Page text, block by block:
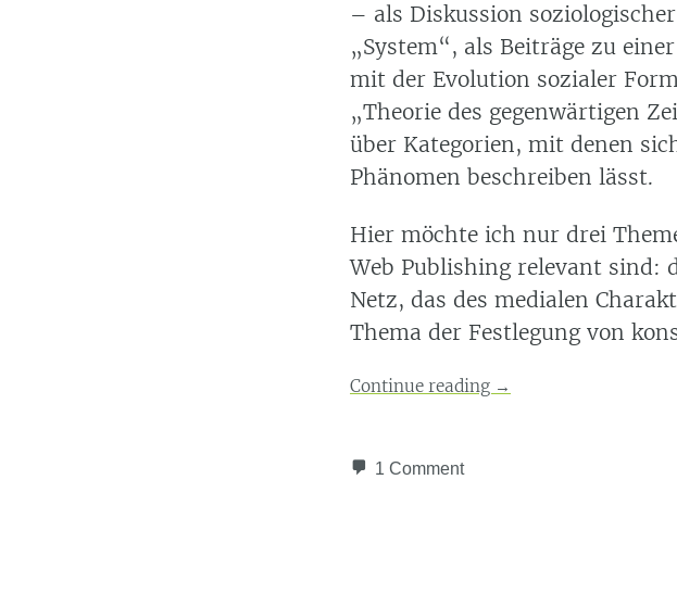
– als Diskussion
System , als Beiträge zu
mit der Evolution sozialer
Theorie des gegenwärtigen
über Kategorien, mit denen
Phänomen beschreiben lässt.
Hier möchte ich nur drei
Web Publishing relevant sind:
Netz, das des medialen
Thema der Festlegung von
Continue reading →
1 Comment